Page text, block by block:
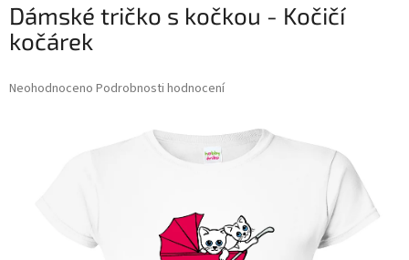
Dámské tričko s kočkou - Kočičí
kočárek
Průměrné
Neohodnoceno Podrobnosti hodnocení